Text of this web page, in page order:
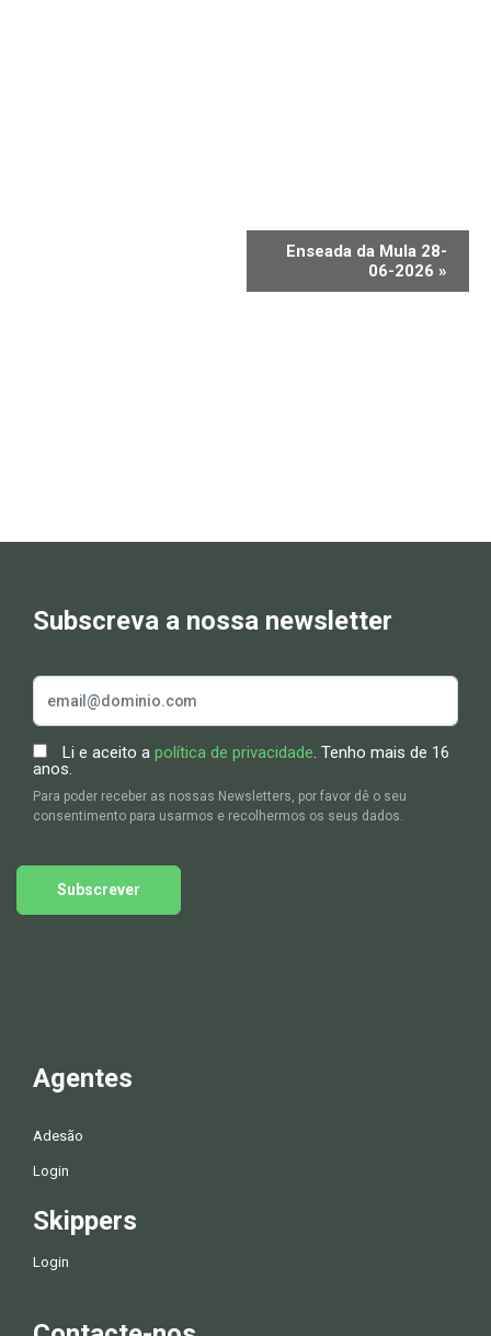
Enseada da Mula 28-
06-2026 »
Subscreva a nossa newsletter
Li e aceito a política de privacidade. Tenho mais de 16
anos.
Para poder receber as nossas Newsletters, por favor dê o seu
consentimento para usarmos e recolhermos os seus dados.
Subscrever
Agentes
Adesão
Login
Skippers
Login